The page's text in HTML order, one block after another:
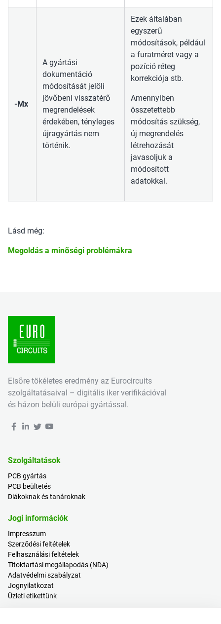
-Mx
A gyártási
dokumentáció
módosítását jelöli
jövőbeni visszatérő
megrendelések
érdekében, tényleges
újragyártás nem
történik.
Ezek általában
egyszerű
módosítások, például
a furatméret vagy a
pozíció réteg
korrekciója stb.
Amennyiben
összetettebb
módosítás szükség,
új megrendelés
létrehozását
javasoljuk a
módosított
adatokkal.
Lásd még:
Megoldás a minőségi problémákra
Elsőre tökéletes eredmény az Eurocircuits
szolgáltatásaival – digitális iker verifikációval
és házon belüli európai gyártással.
Szolgáltatások
PCB gyártás
PCB beültetés
Diákoknak és tanároknak
Jogi információk
Impresszum
Szerződési feltételek
Felhasználási feltételek
Titoktartási megállapodás (NDA)
Adatvédelmi szabályzat
Jognyilatkozat
Üzleti etikettünk